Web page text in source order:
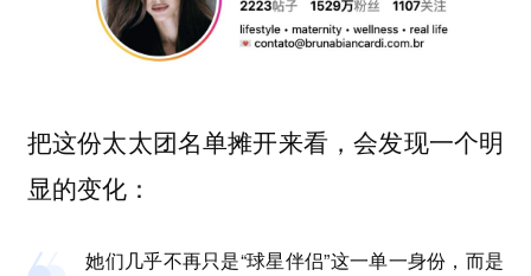
把这份太太团名单摊开来看，会发现一个明
显的变化：
她们几乎不再只是“球星伴侣”这一单一身份，而是